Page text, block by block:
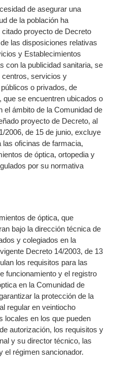
de asegurar una
de la población ha
proyecto de Decreto
las disposiciones relativas
y Establecimientos
con la publicidad sanitaria, se
centros, servicios y
o privados, de
se encuentren ubicados o
ámbito de la Comunidad de
proyecto de Decreto, al
2006, de 15 de junio, excluye
oficinas de farmacia,
de óptica, ortopedia y
por su normativa
de óptica, que
bajo la dirección técnica de
y colegiados en la
Decreto 14/2003, de 13
los requisitos para las
funcionamiento y el registro
en la Comunidad de
la protección de la
regular en veintiocho
locales en los que pueden
autorización, los requisitos y
y su director técnico, las
el régimen sancionador.